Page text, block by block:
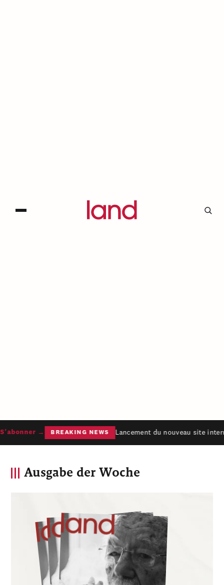
→ BREAKING NEWS Lancement du nouveau site
Ausgabe der Woche